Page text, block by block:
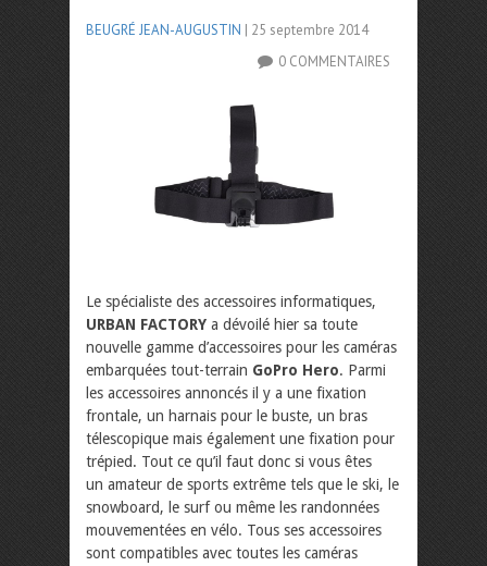
BEUGRÉ JEAN-AUGUSTIN | 25 septembre 2014
0 COMMENTAIRES
Le spécialiste des accessoires informatiques,
URBAN FACTORY a dévoilé hier sa toute
nouvelle gamme d’accessoires pour les caméras
embarquées tout-terrain GoPro Hero. Parmi
les accessoires annoncés il y a une fixation
frontale, un harnais pour le buste, un bras
télescopique mais également une fixation pour
trépied. Tout ce qu’il faut donc si vous êtes
un amateur de sports extrême tels que le ski, le
snowboard, le surf ou même les randonnées
mouvementées en vélo. Tous ses accessoires
sont compatibles avec toutes les caméras